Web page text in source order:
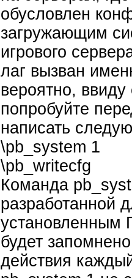
обусловлен
загружающим
игрового
лаг вызван
вероятно, ввиду
попробуйте
написать
\pb_system 1
\pb_writecfg
Команда
разработанной
установленным
будет
действия